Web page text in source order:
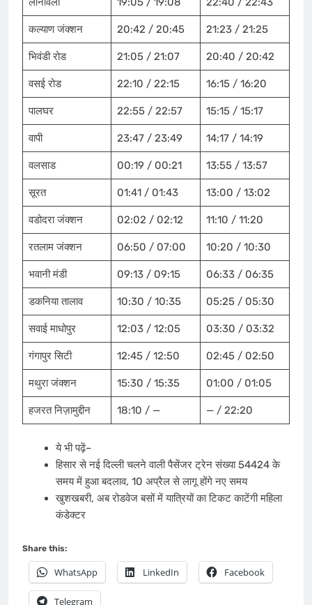
कल्याण जंक्शन 20:42 / 20:45 21:23 / 21:25
भिवंडी रोड 21:05 / 21:07 20:40 / 20:42
वसई रोड 22:10 / 22:15 16:15 / 16:20
पालघर 22:55 / 22:57 15:15 / 15:17
वापी 23:47 / 23:49 14:17 / 14:19
वलसाड 00:19 / 00:21 13:55 / 13:57
सूरत 01:41 / 01:43 13:00 / 13:02
वडोदरा जंक्शन 02:02 / 02:12 11:10 / 11:20
रतलाम जंक्शन 06:50 / 07:00 10:20 / 10:30
भवानी मंडी 09:13 / 09:15 06:33 / 06:35
डकनिया तालाव 10:30 / 10:35 05:25 / 05:30
सवाई माधोपुर 12:03 / 12:05 03:30 / 03:32
गंगापुर सिटी 12:45 / 12:50 02:45 / 02:50
मथुरा जंक्शन 15:30 / 15:35 01:00 / 01:05
हजरत निज़ामुद्दीन 18:10 / — — / 22:20
ये भी पढ़ें–
हिसार से नई दिल्ली चलने वाली पैसेंजर ट्रेन संख्या 54424 के
समय में हुआ बदलाव, 10 अप्रैल से लागू होंगे नए समय
खुशखबरी, अब रोडवेज बसों में यात्रियों का टिकट काटेंगी महिला
कंडेक्टर
Share this:
WhatsApp LinkedIn Facebook
Telegram